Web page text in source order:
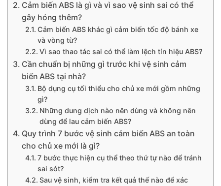
Cảm biến ABS là gì và vì sao vệ sinh sai có thể
gây hỏng thêm?
Cảm biến ABS khác gì cảm biến tốc độ bánh xe
và vòng từ?
Vì sao thao tác sai có thể làm lệch tín hiệu ABS?
Cần chuẩn bị những gì trước khi vệ sinh cảm
biến ABS tại nhà?
Bộ dụng cụ tối thiểu cho chủ xe mới gồm những
gì?
Những dung dịch nào nên dùng và không nên
dùng để lau cảm biến ABS?
Quy trình 7 bước vệ sinh cảm biến ABS an toàn
cho chủ xe mới là gì?
7 bước thực hiện cụ thể theo thứ tự nào để tránh
sai sót?
Sau vệ sinh, kiểm tra kết quả thế nào để xác